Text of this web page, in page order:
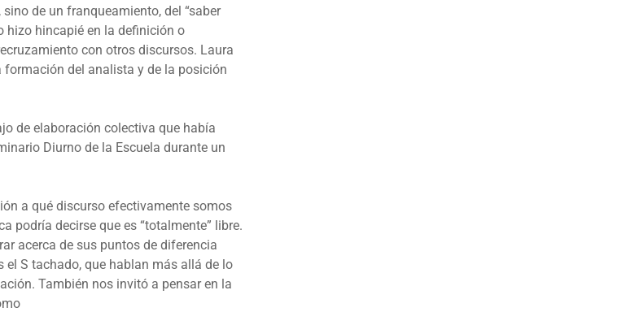
de un franqueamiento, del “saber
hizo hincapié en la definición o
con otros discursos. Laura
formación del analista y de la posición
de elaboración colectiva que había
Diurno de la Escuela durante un
a qué discurso efectivamente somos
podría decirse que es “totalmente” libre.
acerca de sus puntos de diferencia
S tachado, que hablan más allá de lo
También nos invitó a pensar en la